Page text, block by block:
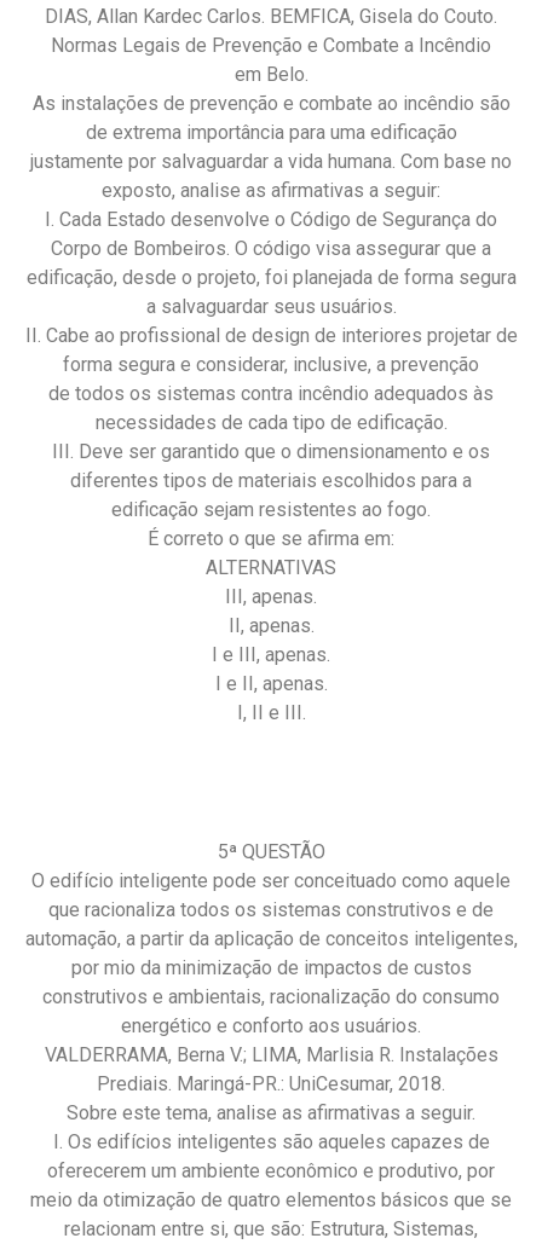
DIAS, Allan Kardec Carlos. BEMFICA, Gisela do Couto.
Normas Legais de Prevenção e Combate a Incêndio
em Belo.
As instalações de prevenção e combate ao incêndio são
de extrema importância para uma edificação
justamente por salvaguardar a vida humana. Com base no
exposto, analise as afirmativas a seguir:
I. Cada Estado desenvolve o Código de Segurança do
Corpo de Bombeiros. O código visa assegurar que a
edificação, desde o projeto, foi planejada de forma segura
a salvaguardar seus usuários.
II. Cabe ao profissional de design de interiores projetar de
forma segura e considerar, inclusive, a prevenção
de todos os sistemas contra incêndio adequados às
necessidades de cada tipo de edificação.
III. Deve ser garantido que o dimensionamento e os
diferentes tipos de materiais escolhidos para a
edificação sejam resistentes ao fogo.
É correto o que se afirma em:
ALTERNATIVAS
III, apenas.
II, apenas.
I e III, apenas.
I e II, apenas.
I, II e III.
5ª QUESTÃO
O edifício inteligente pode ser conceituado como aquele
que racionaliza todos os sistemas construtivos e de
automação, a partir da aplicação de conceitos inteligentes,
por mio da minimização de impactos de custos
construtivos e ambientais, racionalização do consumo
energético e conforto aos usuários.
VALDERRAMA, Berna V.; LIMA, Marlisia R. Instalações
Prediais. Maringá-PR.: UniCesumar, 2018.
Sobre este tema, analise as afirmativas a seguir.
I. Os edifícios inteligentes são aqueles capazes de
oferecerem um ambiente econômico e produtivo, por
meio da otimização de quatro elementos básicos que se
relacionam entre si, que são: Estrutura, Sistemas,